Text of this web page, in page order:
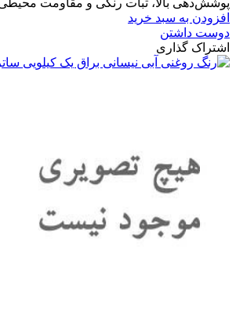
پوشش‌دهی بالا، ثبات رنگی و مقاومت محیطی
افزودن به سبد خرید
دوست داشتن
اشتراک گذاری